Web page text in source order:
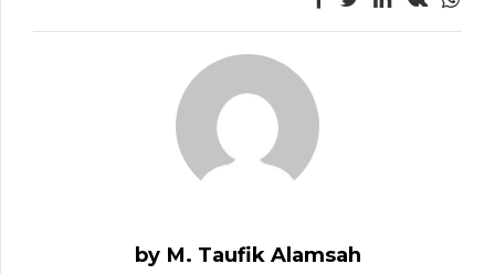
by M. Taufik Alamsah